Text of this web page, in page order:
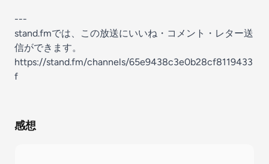
---
stand.fmでは、この放送にいいね・コメント・レター送
信ができます。
https://stand.fm/channels/65e9438c3e0b28cf8119433
f
感想